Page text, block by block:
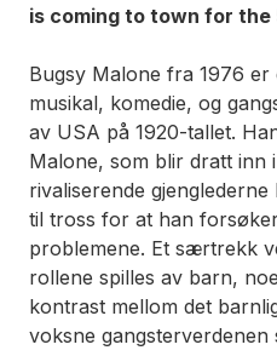
is coming to town for
Bugsy Malone fra 1976 er
musikal, komedie, og
av USA på 1920-tallet.
Malone, som blir dratt inn
rivaliserende
til tross for at han
problemene. Et særtrekk
rollene spilles av barn,
kontrast mellom det
voksne